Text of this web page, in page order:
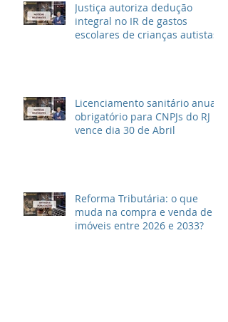
Justiça autoriza dedução
integral no IR de gastos
escolares de crianças autistas
Licenciamento sanitário anual
obrigatório para CNPJs do RJ
vence dia 30 de Abril
Reforma Tributária: o que
muda na compra e venda de
imóveis entre 2026 e 2033?